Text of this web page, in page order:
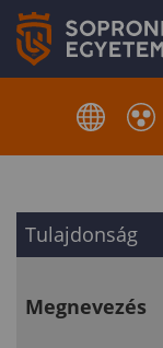
Tulajdonság
Megnevezés